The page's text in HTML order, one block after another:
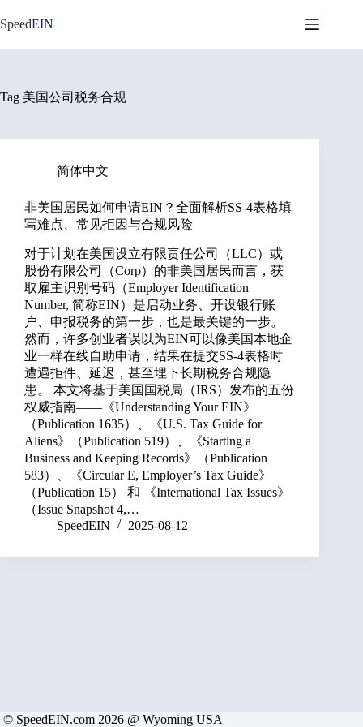
to
content
SpeedEIN
Tag 美国公司税务合规
简体中文
非美国居民如何申请EIN？全面解析SS-4表格填
写难点、常见拒因与合规风险
对于计划在美国设立有限责任公司（LLC）或
股份有限公司（Corp）的非美国居民而言，获
取雇主识别号码（Employer Identification
Number, 简称EIN）是启动业务、开设银行账
户、申报税务的第一步，也是最关键的一步。
然而，许多创业者误以为EIN可以像美国本地企
业一样在线自助申请，结果在提交SS-4表格时
遭遇拒件、延迟，甚至埋下长期税务合规隐
患。 本文将基于美国国税局（IRS）发布的五份
权威指南——《Understanding Your EIN》
（Publication 1635）、《U.S. Tax Guide for
Aliens》（Publication 519）、《Starting a
Business and Keeping Records》（Publication
583）、《Circular E, Employer’s Tax Guide》
（Publication 15） 和 《International Tax Issues》
（Issue Snapshot 4,…
SpeedEIN
2025-08-12
© SpeedEIN.com 2026 @ Wyoming USA